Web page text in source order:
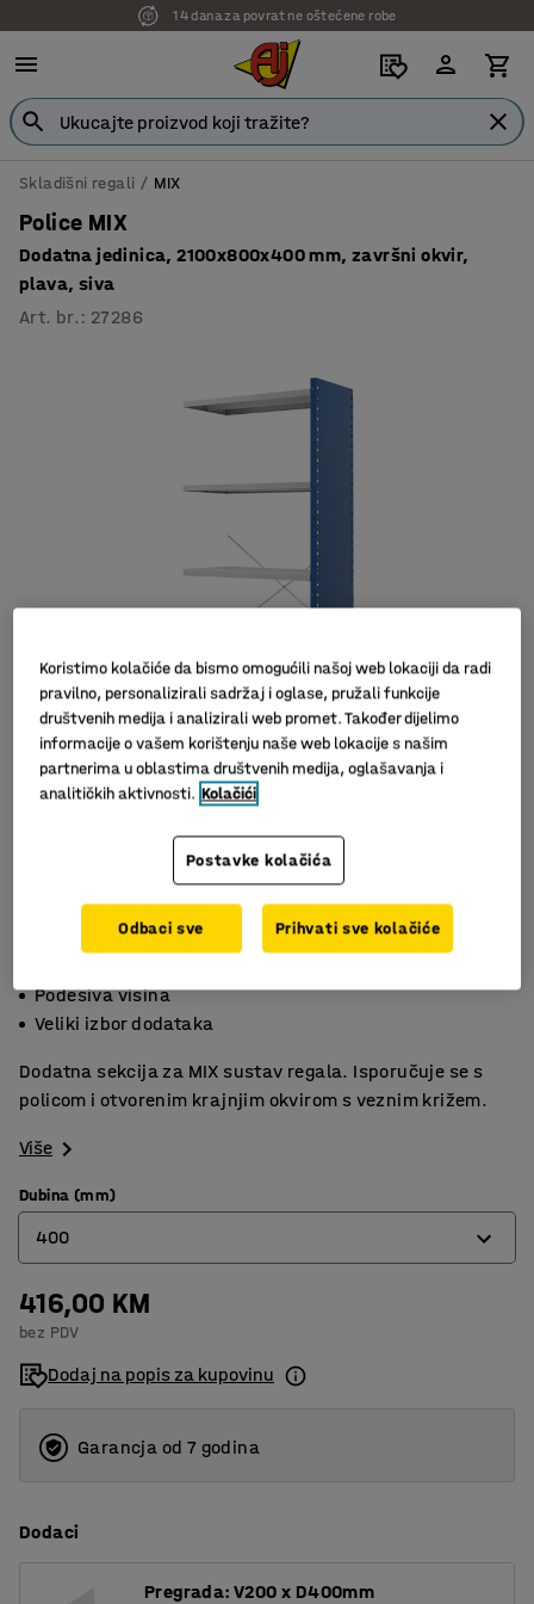
7 godina garancije
Skladišni regali MIX
Police MIX
Dodatna jedinica, 2100x800x400 mm, završni okvir,
plava, siva
Art. br. : 27286
Podesiva visina
Veliki izbor dodataka
Dodatna sekcija za MIX sustav regala. Isporučuje se s
policom i otvorenim krajnjim okvirom s veznim križem.
Više
Dubina (mm)
400
400
500
600
416,00 KM
bez PDV
Dodaj na popis za kupovinu
Garancja od 7 godina
Dodaci
Pregrada: V200 x D400mm
Koristimo kolačiće da bismo omogućili našoj web lokaciji da radi
pravilno, personalizirali sadržaj i oglase, pružali funkcije
društvenih medija i analizirali web promet. Također dijelimo
informacije o vašem korištenju naše web lokacije s našim
partnerima u oblastima društvenih medija, oglašavanja i
analitičkih aktivnosti. Kolačići
Postavke kolačića
Odbaci sve Prihvati sve kolačiće